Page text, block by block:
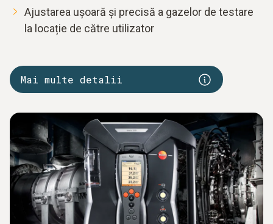
Ajustarea ușoară și precisă a gazelor de testare
la locație de către utilizator
Mai multe detalii